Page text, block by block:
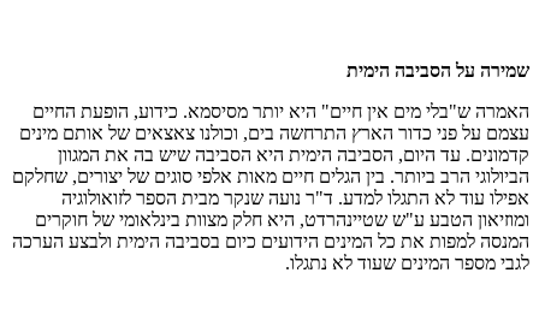
שמירה על הסביבה הימית
האמרה ש"בלי מים אין חיים" היא יותר מסיסמא. כידוע, הופעת החיים
עצמם על פני כדור הארץ התרחשה בים, וכולנו צאצאים של אותם מינים
קדמונים. עד היום, הסביבה הימית היא הסביבה שיש בה את המגוון
הביולוגי הרב ביותר. בין הגלים חיים מאות אלפי סוגים של יצורים, שחלקם
אפילו עוד לא התגלו למדע. ד"ר נועה שנקר מבית הספר לזואולוגיה
ומוזיאון הטבע ע"ש שטיינהרדט, היא חלק מצוות בינלאומי של חוקרים
המנסה למפות את כל המינים הידועים כיום בסביבה הימית ולבצע הערכה
לגבי מספר המינים שעוד לא נתגלו.